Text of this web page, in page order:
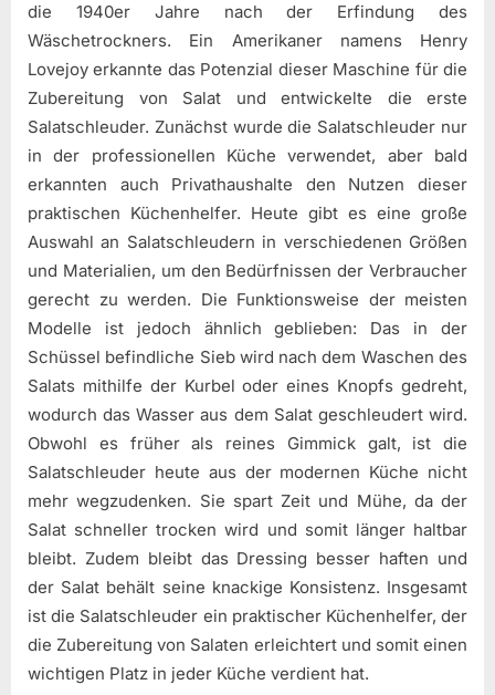
die 1940er Jahre nach der Erfindung des
Wäschetrockners. Ein Amerikaner namens Henry
Lovejoy erkannte das Potenzial dieser Maschine für die
Zubereitung von Salat und entwickelte die erste
Salatschleuder. Zunächst wurde die Salatschleuder nur
in der professionellen Küche verwendet, aber bald
erkannten auch Privathaushalte den Nutzen dieser
praktischen Küchenhelfer. Heute gibt es eine große
Auswahl an Salatschleudern in verschiedenen Größen
und Materialien, um den Bedürfnissen der Verbraucher
gerecht zu werden. Die Funktionsweise der meisten
Modelle ist jedoch ähnlich geblieben: Das in der
Schüssel befindliche Sieb wird nach dem Waschen des
Salats mithilfe der Kurbel oder eines Knopfs gedreht,
wodurch das Wasser aus dem Salat geschleudert wird.
Obwohl es früher als reines Gimmick galt, ist die
Salatschleuder heute aus der modernen Küche nicht
mehr wegzudenken. Sie spart Zeit und Mühe, da der
Salat schneller trocken wird und somit länger haltbar
bleibt. Zudem bleibt das Dressing besser haften und
der Salat behält seine knackige Konsistenz. Insgesamt
ist die Salatschleuder ein praktischer Küchenhelfer, der
die Zubereitung von Salaten erleichtert und somit einen
wichtigen Platz in jeder Küche verdient hat.